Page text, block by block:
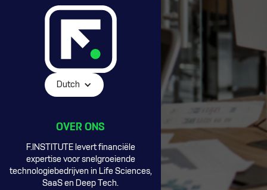
Dutch
OVER ONS
F.INSTITUTE levert financiële
expertise voor snelgroeiende
technologiebedrijven in Life Sciences,
SaaS en Deep Tech.